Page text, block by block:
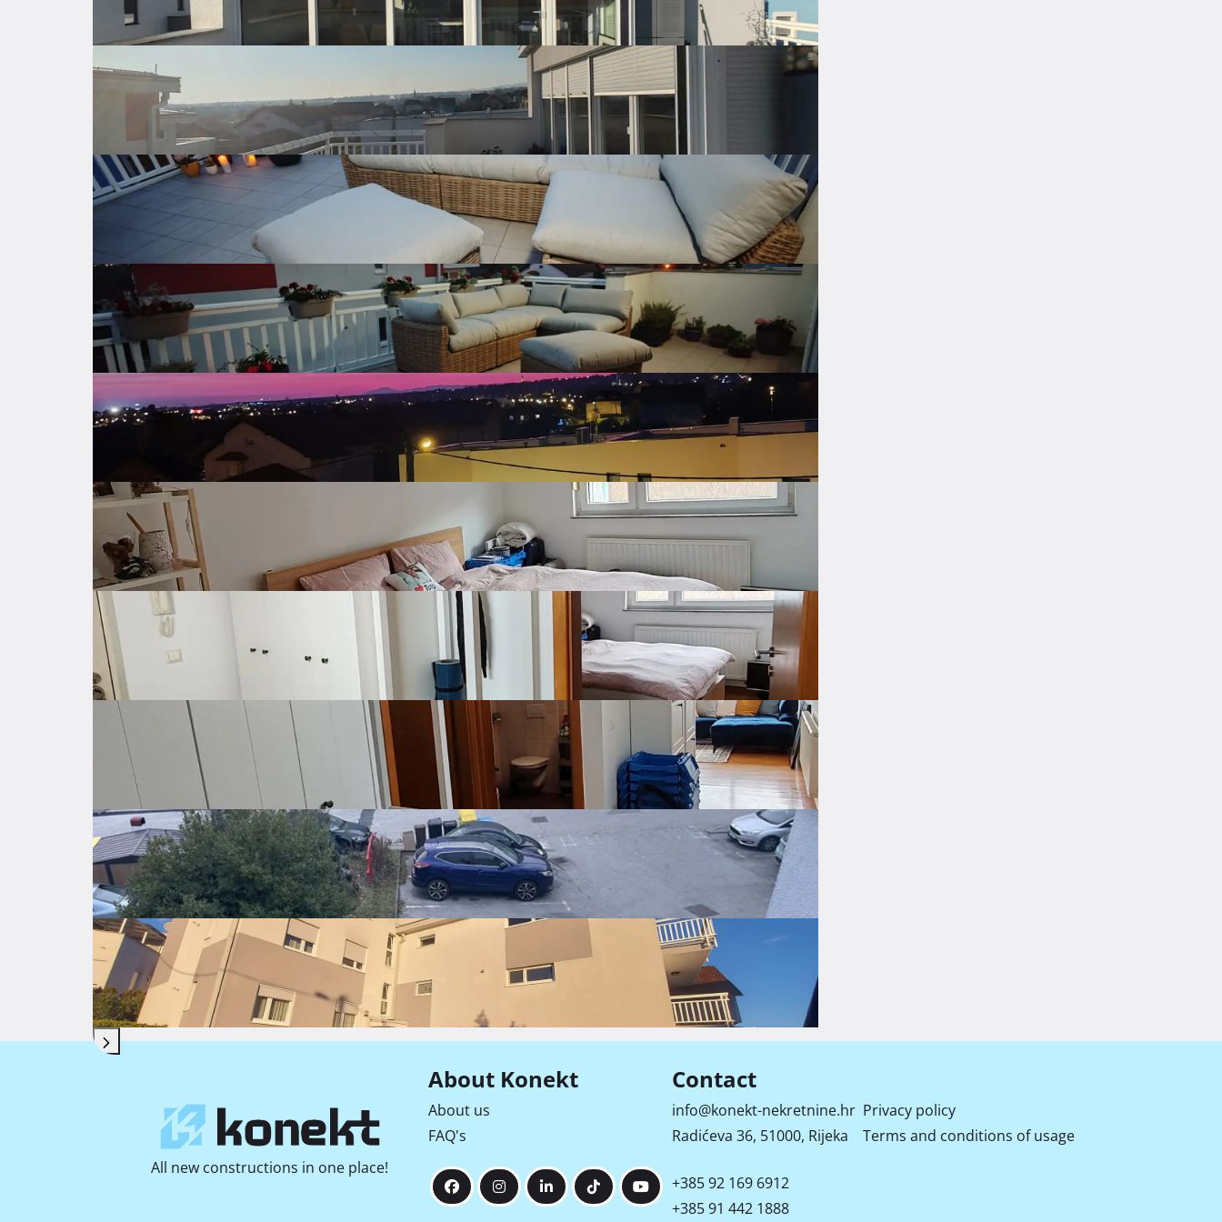
Video
Energy class
C
Heating
Air condition
Natural gas
Parking
Public parking
Private parking
Postoji mogućnost kupnje garaže površine 11 m², ali nije
obavezno
Storage Innter staircase Balcony
Property amenities
Expenses
Location
All new constructions in one place!
About Konekt
About us
FAQ's
Contact
info@konekt-nekretnine.hr
Radićeva 36, 51000, Rijeka
+385 92 169 6912
+385 91 442 1888
Privacy policy
Terms and conditions of usage